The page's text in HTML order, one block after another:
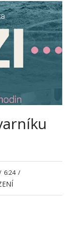
6:24 /